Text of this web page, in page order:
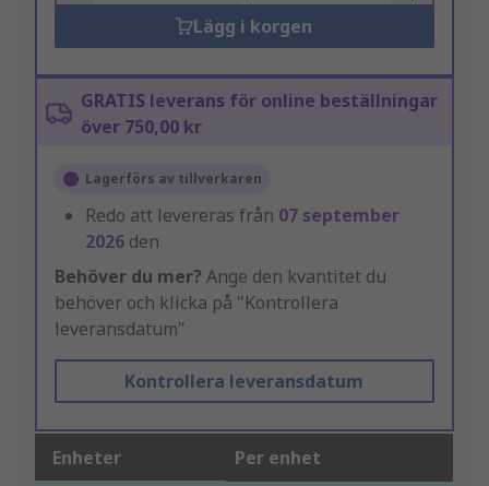
Lägg i korgen
GRATIS leverans för online beställningar
över 750,00 kr
Lagerförs av tillverkaren
Redo att levereras från 07 september
2026 den
Behöver du mer? Ange den kvantitet du
behöver och klicka på "Kontrollera
leveransdatum"
Kontrollera leveransdatum
Enheter Per enhet